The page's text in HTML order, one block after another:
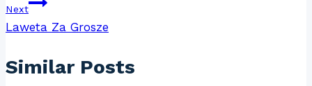
Next
Laweta Za Grosze
Similar Posts